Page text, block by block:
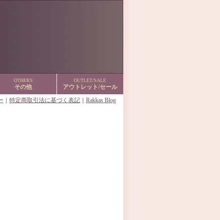
OTHERS
その他
OUTLET/SALE
アウトレット/セール
特定商取引法に基づく表記 Rakkas Blog